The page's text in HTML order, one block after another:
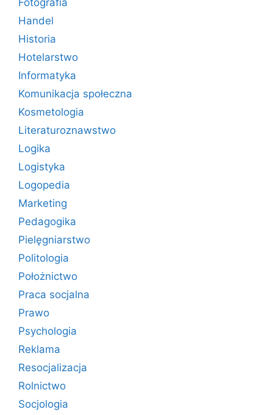
Handel
Historia
Hotelarstwo
Informatyka
Komunikacja społeczna
Kosmetologia
Literaturoznawstwo
Logika
Logistyka
Logopedia
Marketing
Pedagogika
Pielęgniarstwo
Politologia
Położnictwo
Praca socjalna
Prawo
Psychologia
Reklama
Resocjalizacja
Rolnictwo
Socjologia